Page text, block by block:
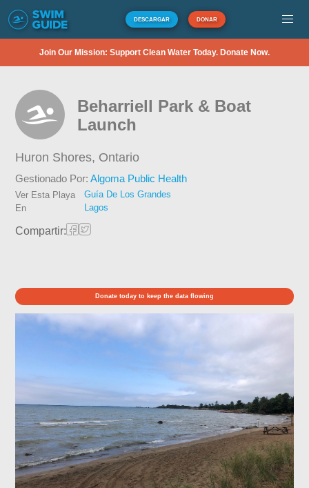
DESCARGAR DONAR
Join Our Mission: Support Clean Water Today. Donate Now.
Beharriell Park & Boat
Launch
Huron Shores, Ontario
Gestionado Por:Algoma Public Health
Ver Esta Playa
En
Guía De Los Grandes
Lagos
Compartir:
Donate today to keep the data flowing